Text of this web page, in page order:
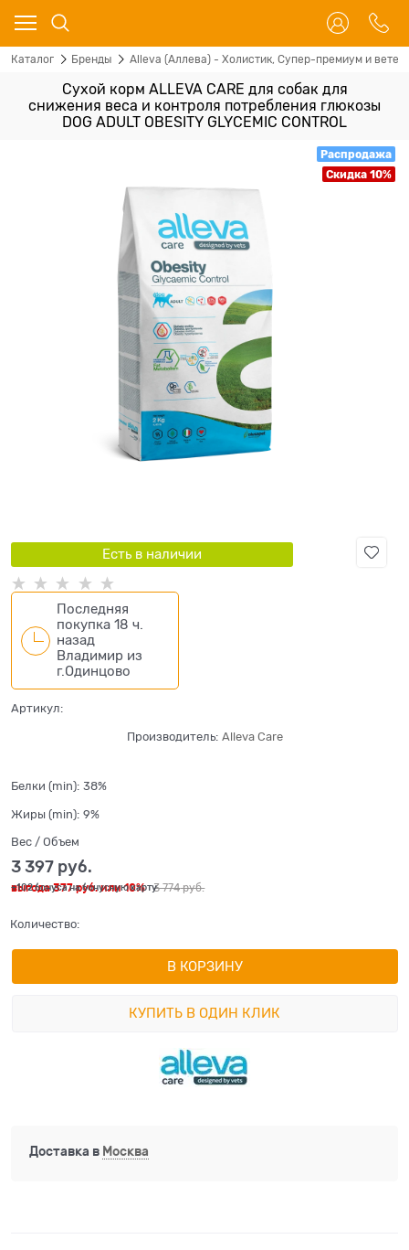
Каталог Бренды Alleva (Аллева) - Холистик, Супер-премиум и
Сухой корм ALLEVA CARE для собак для
снижения веса и контроля потребления глюкозы
DOG ADULT OBESITY GLYCEMIC CONTROL
Распродажа
Скидка 10%
Есть в наличии
Последняя
покупка 18 ч.
назад
Владимир из
г.Одинцово
Артикул:
Производитель: Alleva Care
Белки (min): 38%
Жиры (min): 9%
Вес / Объем
3 774 руб.
3 397 руб.
выгода377 руб.или10%
+102 бонуса на бонусную карту
Количество:
В КОРЗИНУ
КУПИТЬ В ОДИН КЛИК
Доставка в Москва